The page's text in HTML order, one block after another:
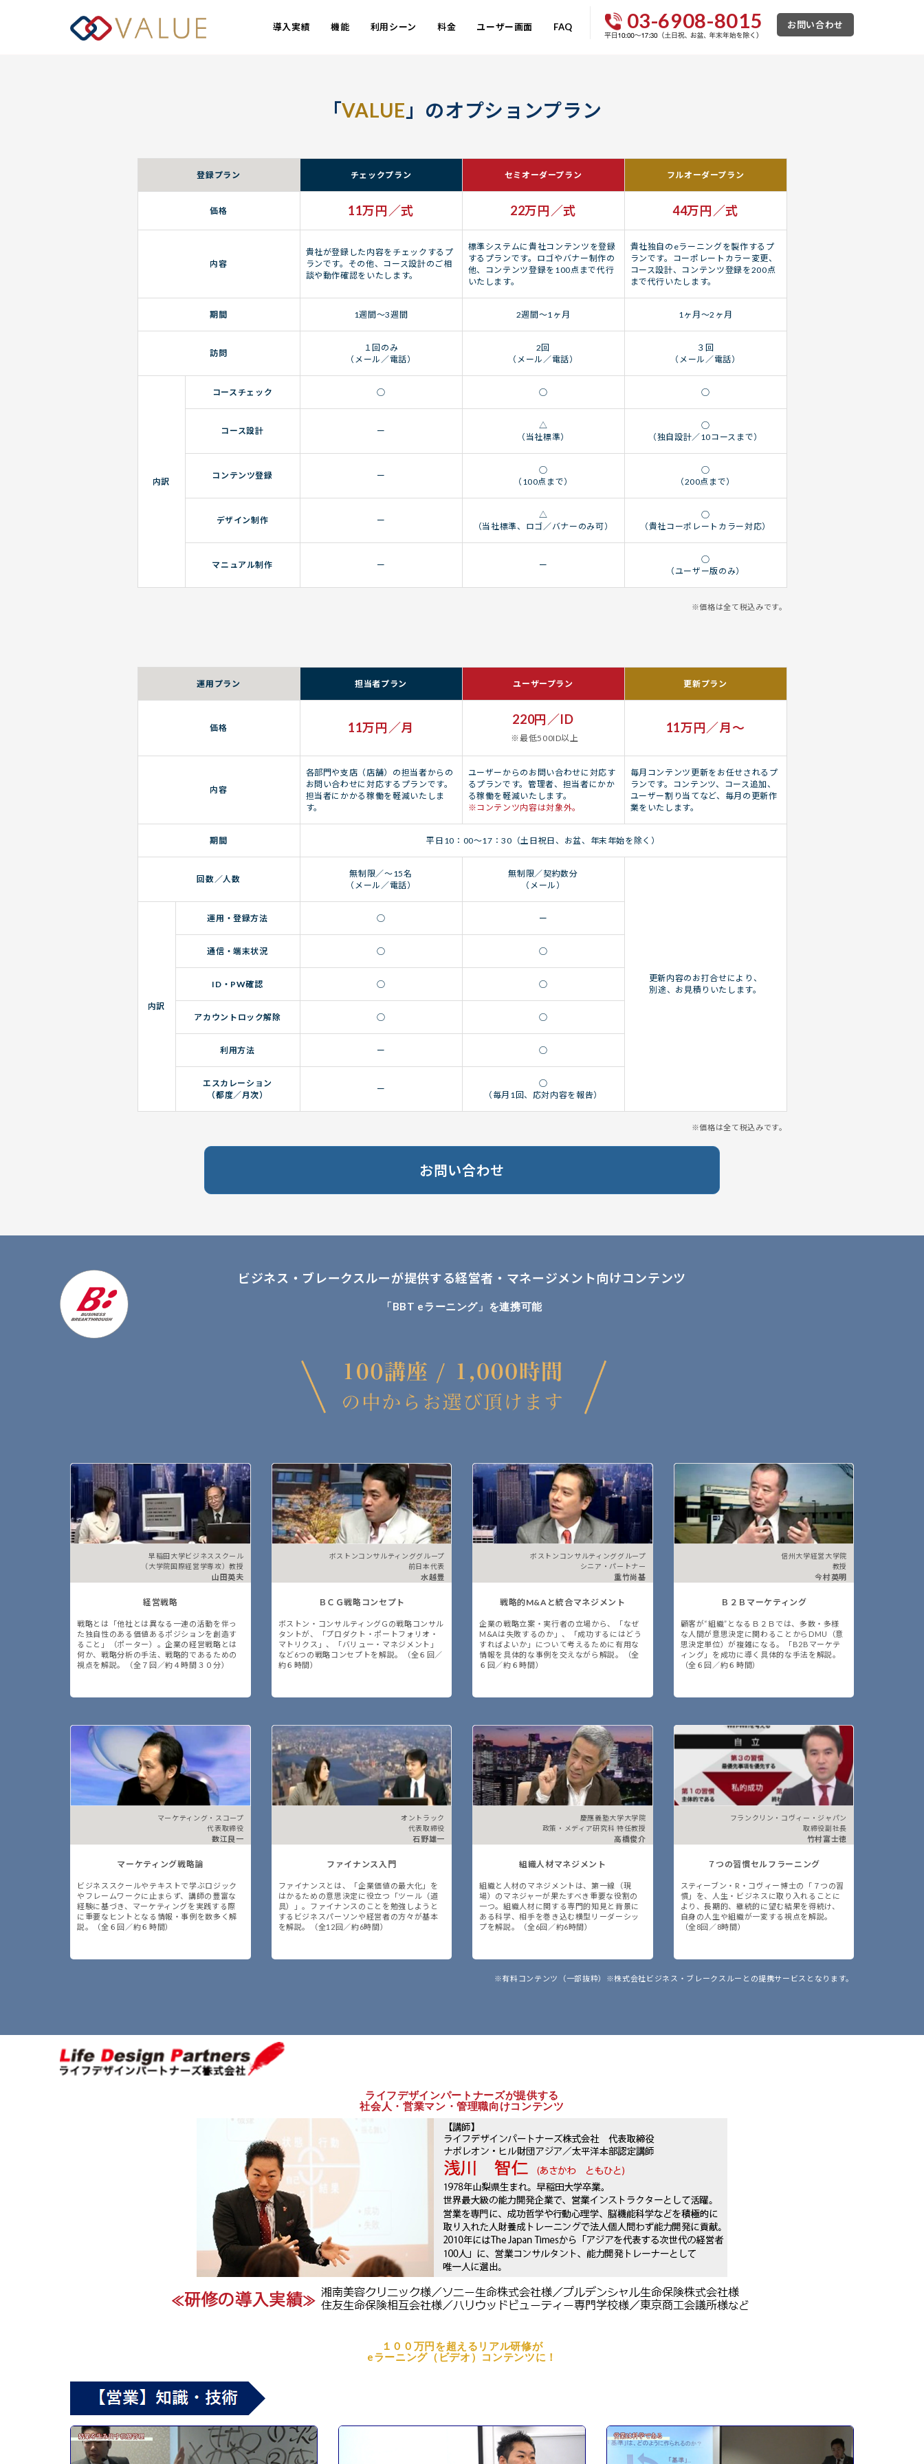
導入実績 機能 利用シーン 料金 ユーザー画面 FAQ 03-6908-8015 お問い合わせ
「VALUE 」のオプションプラン
登録プラン チェックプラン セミオーダープラン フルオーダープラン
価格 11万円／式 22万円／式 44万円／式
内容
貴社が登録した内容をチェックするプ
ランです。その他、コース設計のご相
談や動作確認をいたします。
標準システムに貴社コンテンツを登録
するプランです。ロゴやバナー制作の
他、コンテンツ登録を100点まで代行
いたします。
貴社独自のeラーニングを製作するプ
ランです。コーポレートカラー変更、
コース設計、コンテンツ登録を200点
まで代行いたします。
期間 1週間〜3週間 2週間〜1ヶ月 1ヶ月〜2ヶ月
訪問
１回のみ
（メール／電話）
2回
（メール／電話）
３回
（メール／電話）
内訳
コースチェック ○ ○ ○
コース設計 ー
△
（当社標準）
○
（独自設計／10コースまで）
コンテンツ登録 ー
○
（100点まで）
○
（200点まで）
デザイン制作 ー
△
（当社標準、ロゴ／バナーのみ可）
○
（貴社コーポレートカラー対応）
マニュアル制作 ー ー
○
（ユーザー版のみ）
※価格は全て税込みです。
運用プラン 担当者プラン ユーザープラン 更新プラン
価格 11万円／月
220円／ID
※最低500ID以上
11万円／月〜
内容
各部門や支店（店舗）の担当者からの
お問い合わせに対応するプランです。
担当者にかかる稼働を軽減いたしま
す。
ユーザーからのお問い合わせに対応す
るプランです。管理者、担当者にかか
る稼働を軽減いたします。
※コンテンツ内容は対象外。
毎月コンテンツ更新をお任せされるプ
ランです。コンテンツ、コース追加、
ユーザー割り当てなど、毎月の更新作
業をいたします。
期間 平日10：00〜17：30（土日祝日、お盆、年末年始を除く）
回数／人数
無制限／〜15名
（メール／電話）
無制限／契約数分
（メール）
更新内容のお打合せにより、
別途、お見積りいたします。
内訳
運用・登録方法 ○ ー
通信・端末状況 ○ ○
ID・PW確認 ○ ○
アカウントロック解除 ○ ○
利用方法 ー ○
エスカレーション
（都度／月次）
ー
○
（毎月1回、応対内容を報告）
※価格は全て税込みです。
お問い合わせ
ビジネス・ブレークスルーが提供する経営者・マネージメント向けコンテンツ
「BBT eラーニング」を連携可能
早稲田大学ビジネススクール
（大学院国際経営学専攻）教授
山田英夫
経営戦略
戦略とは「他社とは異なる一連の活動を伴っ
た独自性のある価値あるポジションを創造す
ること」（ポーター）。企業の経営戦略とは
何か、戦略分析の手法、戦略的であるための
視点を解説。（全７回／約４時間３０分）
ボストンコンサルティンググループ
前日本代表
水越豊
ＢＣＧ戦略コンセプト
ボストン・コンサルティングGの戦略コンサル
タントが、「プロダクト・ポートフォリオ・
マトリクス」、「バリュー・マネジメント」
など6つの戦略コンセプトを解説。（全６回／
約６時間）
ボストンコンサルティンググループ
シニア・パートナー
重竹尚基
戦略的M&Aと統合マネジメント
企業の戦略立案・実行者の立場から、「なぜ
M&Aは失敗するのか」、「成功するにはどう
すればよいか」について考えるために有用な
情報を具体的な事例を交えながら解説。（全
６回／約６時間）
信州大学経営大学院
教授
今村英明
Ｂ２Ｂマーケティング
顧客が“組織”となるＢ２Ｂでは、多数・多様
な人間が意思決定に関わることからDMU（意
思決定単位）が複雑になる。「B2Bマーケテ
ィング」を成功に導く具体的な手法を解説。
（全６回／約６時間）
マーケティング・スコープ
代表取締役
数江良一
マーケティング戦略論
ビジネススクールやテキストで学ぶロジック
やフレームワークに止まらず、講師の豊富な
経験に基づき、マーケティングを実践する際
に重要なヒントとなる情報・事例を数多く解
説。（全６回／約６時間）
オントラック
代表取締役
石野雄一
ファイナンス入門
ファイナンスとは、「企業価値の最大化」を
はかるための意思決定に役立つ「ツール（道
具）」。ファイナンスのことを勉強しようと
するビジネスパーソンや経営者の方々が基本
を解説。（全12回／約6時間）
慶應義塾大学大学院
政策・メディア研究科 特任教授
高橋俊介
組織人材マネジメント
組織と人材のマネジメントは、第一線（現
場）のマネジャーが果たすべき重要な役割の
一つ。組織人材に関する専門的知見と背景に
ある科学、相手を巻き込む横型リーダーシッ
プを解説。（全6回／約6時間）
フランクリン・コヴィー・ジャパン
取締役副社長
竹村富士徳
７つの習慣セルフラーニング
スティーブン・R・コヴィー博士の「７つの習
慣」を、人生・ビジネスに取り入れることに
より、長期的、継続的に望む結果を得続け、
自身の人生や組織が一変する視点を解説。
（全8回／8時間）
※有料コンテンツ（一部抜粋） ※株式会社ビジネス・ブレークスルーとの提携サービスとなります。
ライフデザインパートナーズが提供する
社会人・営業マン・管理職向けコンテンツ
１００万円を超えるリアル研修が
eラーニング（ビデオ）コンテンツに！